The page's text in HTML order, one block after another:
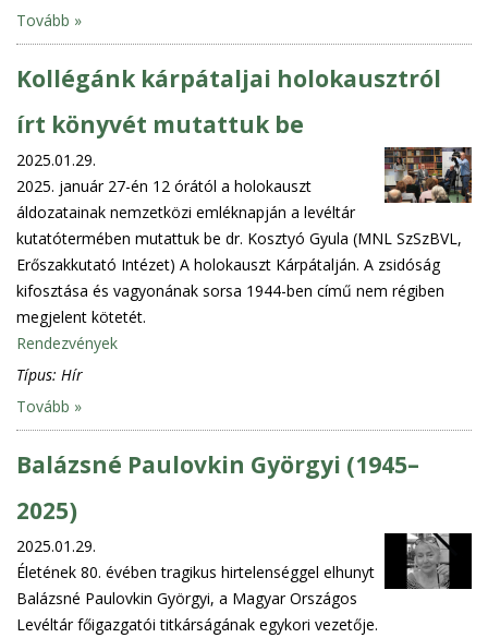
Tovább »
Kollégánk kárpátaljai holokausztról
írt könyvét mutattuk be
2025.01.29.
2025. január 27-én 12 órától a holokauszt
áldozatainak nemzetközi emléknapján a levéltár
kutatótermében mutattuk be dr. Kosztyó Gyula (MNL SzSzBVL,
Erőszakkutató Intézet) A holokauszt Kárpátalján. A zsidóság
kifosztása és vagyonának sorsa 1944-ben című nem régiben
megjelent kötetét.
Rendezvények
Típus: Hír
Tovább »
Balázsné Paulovkin Györgyi (1945–
2025)
2025.01.29.
Életének 80. évében tragikus hirtelenséggel elhunyt
Balázsné Paulovkin Györgyi, a Magyar Országos
Levéltár főigazgatói titkárságának egykori vezetője.